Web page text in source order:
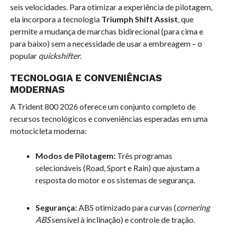
seis velocidades. Para otimizar a experiência de pilotagem,
ela incorpora a tecnologia Triumph Shift Assist, que
permite a mudança de marchas bidirecional (para cima e
para baixo) sem a necessidade de usar a embreagem – o
popular quickshifter.
TECNOLOGIA E CONVENIÊNCIAS
MODERNAS
A Trident 800 2026 oferece um conjunto completo de
recursos tecnológicos e conveniências esperadas em uma
motocicleta moderna:
Modos de Pilotagem:Três programas
selecionáveis (Road, Sport e Rain) que ajustam a
resposta do motor e os sistemas de segurança.
Segurança:ABS otimizado para curvas (cornering
ABSsensível à inclinação) e controle de tração.